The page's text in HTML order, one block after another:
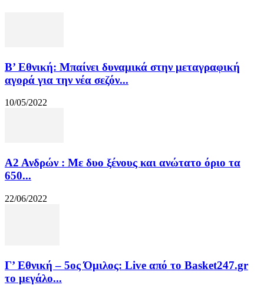
Β’ Εθνική: Μπαίνει δυναμικά στην μεταγραφική
αγορά για την νέα σεζόν...
10/05/2022
Α2 Ανδρών : Με δυο ξένους και ανώτατο όριο τα
650...
22/06/2022
Γ’ Εθνική – 5ος Όμιλος: Live από το Basket247.gr
το μεγάλο...